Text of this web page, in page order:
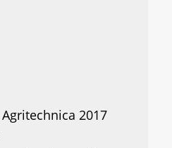
2017